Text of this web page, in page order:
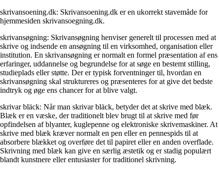
skrivansoening.dk: Skrivansoening.dk er en ukorrekt stavemåde for
hjemmesiden skrivansoegning.dk.
skrivansøgning: Skrivansøgning henviser generelt til processen med at
skrive og indsende en ansøgning til en virksomhed, organisation eller
institution. En skrivansøgning er normalt en formel præsentation af ens
erfaringer, uddannelse og begrundelse for at søge en bestemt stilling,
studieplads eller støtte. Der er typisk forventninger til, hvordan en
skrivansøgning skal struktureres og præsenteres for at give det bedste
indtryk og øge ens chancer for at blive valgt.
skrivar bläck: Når man skrivar bläck, betyder det at skrive med blæk.
Blæk er en væske, der traditionelt blev brugt til at skrive med før
opfindelsen af blyanter, kuglepenne og elektroniske skrivemaskiner. At
skrive med blæk kræver normalt en pen eller en pennespids til at
absorbere blækket og overføre det til papiret eller en anden overflade.
Skrivning med blæk kan give en særlig æstetik og er stadig populært
blandt kunstnere eller entusiaster for traditionel skrivning.